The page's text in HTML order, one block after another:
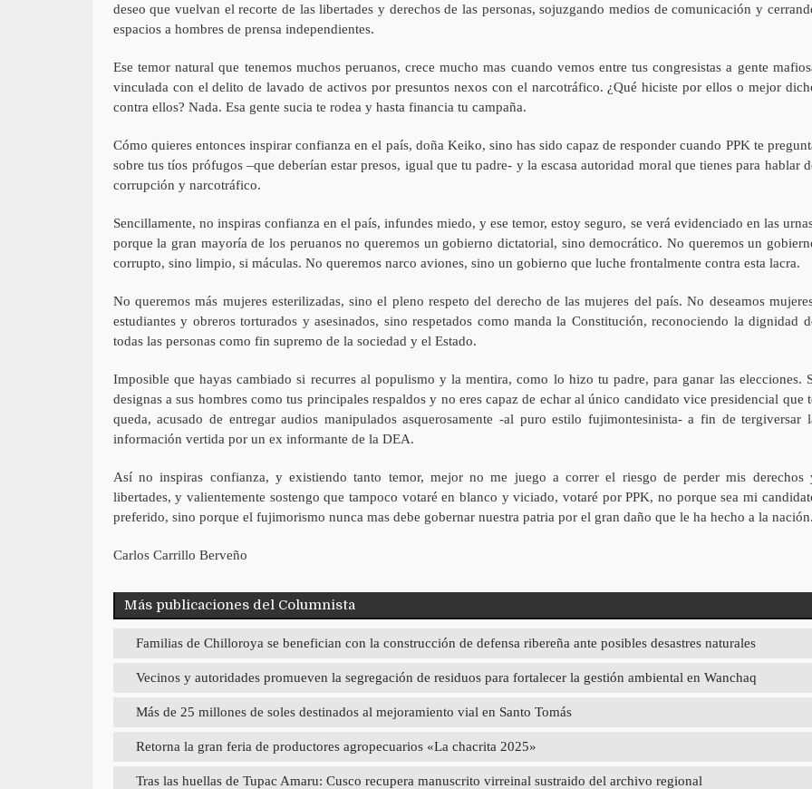
deseo que vuelvan el recorte de las libertades y derechos de las personas, sojuzgando medios de comunicación y
espacios a hombres de prensa independientes.
Ese temor natural que tenemos muchos peruanos, crece mucho mas cuando vemos entre tus congresistas a gente
vinculada con el delito de lavado de activos por presuntos nexos con el narcotráfico. ¿Qué hiciste por ellos o mejor
contra ellos? Nada. Esa gente sucia te rodea y hasta financia tu campaña.
Cómo quieres entonces inspirar confianza en el país, doña Keiko, sino has sido capaz de responder cuando PPK te
sobre tus tíos prófugos –que deberían estar presos, igual que tu padre- y la escasa autoridad moral que tienes para hablar
corrupción y narcotráfico.
Sencillamente, no inspiras confianza en el país, infundes miedo, y ese temor, estoy seguro, se verá evidenciado en las
porque la gran mayoría de los peruanos no queremos un gobierno dictatorial, sino democrático. No queremos un
corrupto, sino limpio, si máculas. No queremos narco aviones, sino un gobierno que luche frontalmente contra esta lacra.
No queremos más mujeres esterilizadas, sino el pleno respeto del derecho de las mujeres del país. No deseamos
estudiantes y obreros torturados y asesinados, sino respetados como manda la Constitución, reconociendo la dignidad
todas las personas como fin supremo de la sociedad y el Estado.
Imposible que hayas cambiado si recurres al populismo y la mentira, como lo hizo tu padre, para ganar las elecciones.
designas a sus hombres como tus principales respaldos y no eres capaz de echar al único candidato vice presidencial que
queda, acusado de entregar audios manipulados asquerosamente -al puro estilo fujimontesinista- a fin de tergiversar
información vertida por un ex informante de la DEA.
Así no inspiras confianza, y existiendo tanto temor, mejor no me juego a correr el riesgo de perder mis derechos
libertades, y valientemente sostengo que tampoco votaré en blanco y viciado, votaré por PPK, no porque sea mi
preferido, sino porque el fujimorismo nunca mas debe gobernar nuestra patria por el gran daño que le ha hecho a la nación.
Carlos Carrillo Berveño
Más publicaciones del Columnista
Familias de Chilloroya se benefician con la construcción de defensa ribereña ante posibles desastres naturales
Vecinos y autoridades promueven la segregación de residuos para fortalecer la gestión ambiental en Wanchaq
Más de 25 millones de soles destinados al mejoramiento vial en Santo Tomás
Retorna la gran feria de productores agropecuarios «La chacrita 2025»
Tras las huellas de Tupac Amaru: Cusco recupera manuscrito virreinal sustraido del archivo regional